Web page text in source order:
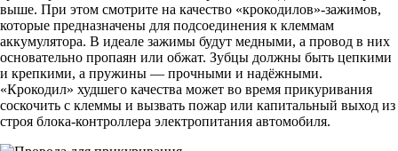
выше. При этом смотрите на качество «крокодилов»-зажимов,
которые предназначены для подсоединения к клеммам
аккумулятора. В идеале зажимы будут медными, а провод в них
основательно пропаян или обжат. Зубцы должны быть цепкими
и крепкими, а пружины — прочными и надёжными.
«Крокодил» худшего качества может во время прикуривания
соскочить с клеммы и вызвать пожар или капитальный выход из
строя блока-контроллера электропитания автомобиля.